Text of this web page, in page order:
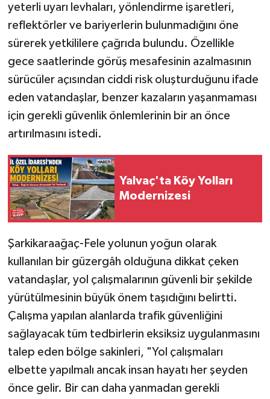
yeterli uyarı levhaları, yönlendirme işaretleri,
reflektörler ve bariyerlerin bulunmadığını öne
sürerek yetkililere çağrıda bulundu. Özellikle
gece saatlerinde görüş mesafesinin azalmasının
sürücüler açısından ciddi risk oluşturduğunu ifade
eden vatandaşlar, benzer kazaların yaşanmaması
için gerekli güvenlik önlemlerinin bir an önce
artırılmasını istedi.
Yalvaç'ta Köy Yolları
Modernizesi
Şarkikaraağaç-Fele yolunun yoğun olarak
kullanılan bir güzergâh olduğuna dikkat çeken
vatandaşlar, yol çalışmalarının güvenli bir şekilde
yürütülmesinin büyük önem taşıdığını belirtti.
Çalışma yapılan alanlarda trafik güvenliğini
sağlayacak tüm tedbirlerin eksiksiz uygulanmasını
talep eden bölge sakinleri, "Yol çalışmaları
elbette yapılmalı ancak insan hayatı her şeyden
önce gelir. Bir can daha yanmadan gerekli